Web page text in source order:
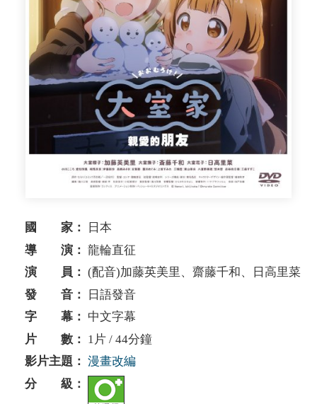
國 家：
日本
導 演： 龍輪直征
演 員： (配音)加藤英美里、齋藤千和、日高里菜
發 音：
日語發音
字 幕： 中文字幕
片 數： 1片 / 44分鐘
影片主題： 漫畫改編
分 級：